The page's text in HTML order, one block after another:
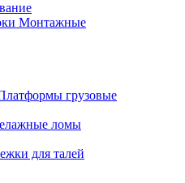
Монтажные
грузовые
ломы
для талей